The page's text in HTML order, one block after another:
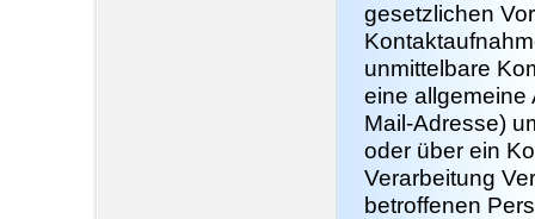
gesetzlichen
unmittelbare
eine allgemeine
Mail-Adresse)
oder über ein
Verarbeitung
betroffenen